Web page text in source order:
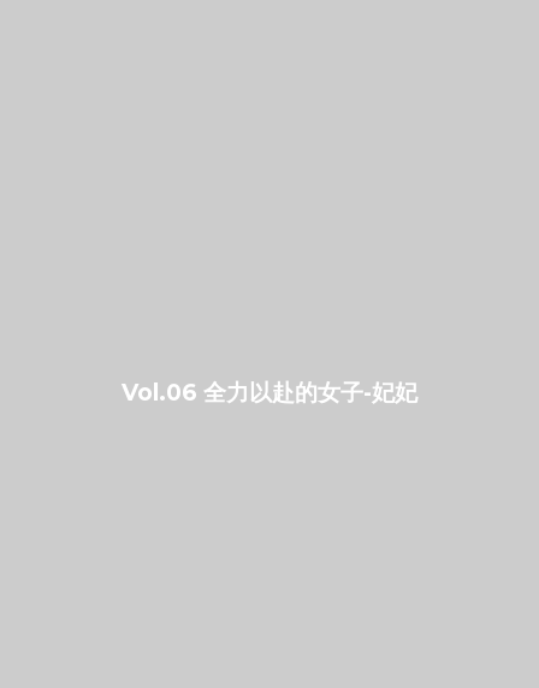
Vol.06 全力以赴的女子-妃妃